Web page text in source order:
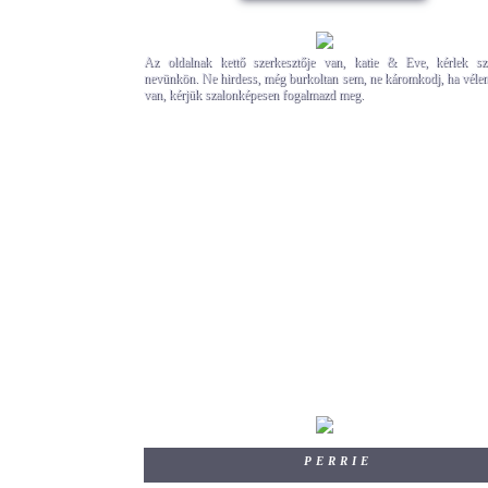
Az oldalnak kettő szerkesztője van, katie & Eve, kérlek
nevünkön. Ne hirdess, még burkoltan sem, ne káromkodj, ha
van, kérjük szalonképesen fogalmazd meg.
PERRIE